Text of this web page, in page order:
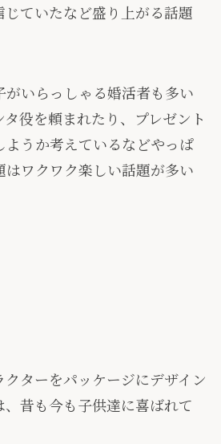
じていたなど盛り上がる話題
がいらっしゃる婚活者も多い
役を頼まれたり、プレゼント
ようか考えているなどやっぱ
はワクワク楽しい話題が多い
クターをパッケージにデザイン
、昔も今も子供達に喜ばれて